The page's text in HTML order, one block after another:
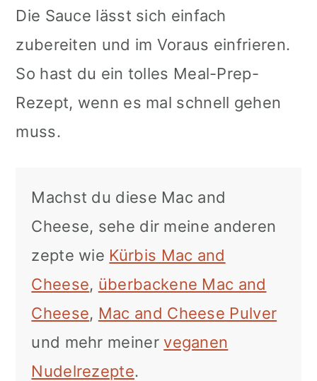
Die Sauce lässt sich einfach
zubereiten und im Voraus einfrieren.
So hast du ein tolles Meal-Prep-
Rezept, wenn es mal schnell gehen
muss.
Machst du diese Mac and
Cheese, sehe dir meine anderen
zepte wie Kürbis Mac and
Cheese, überbackene Mac and
Cheese, Mac and Cheese Pulver
und mehr meiner veganen
Nudelrezepte.